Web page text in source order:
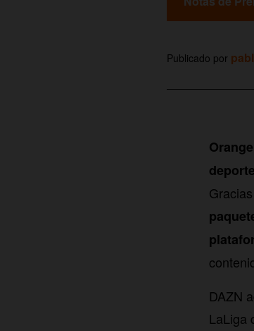
Publicado por
Orange
DAZN
LaLiga